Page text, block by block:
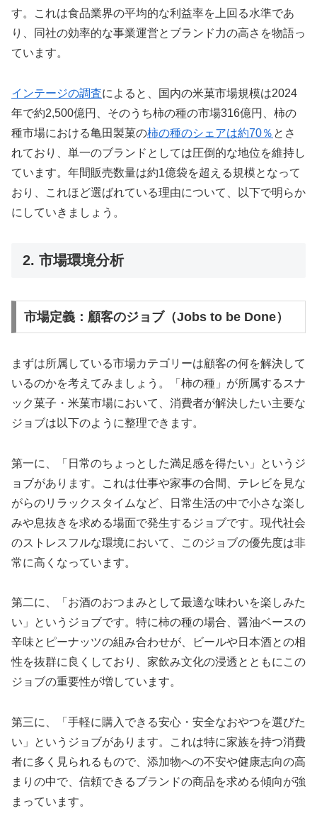
す。これは食品業界の平均的な利益率を上回る水準であ
り、同社の効率的な事業運営とブランド力の高さを物語っ
ています。
インテージの調査によると、国内の米菓市場規模は2024
年で約2,500億円、そのうち柿の種の市場316億円、柿の
種市場における亀田製菓の柿の種のシェアは約70％ とさ
れており、単一のブランドとしては圧倒的な地位を維持し
ています。年間販売数量は約1億袋を超える規模となって
おり、これほど選ばれている理由について、以下で明らか
にしていきましょう。
2. 市場環境分析
市場定義：顧客のジョブ（Jobs to be Done）
まずは所属している市場カテゴリーは顧客の何を解決して
いるのかを考えてみましょう。「柿の種」が所属するスナ
ック菓子・米菓市場において、消費者が解決したい主要な
ジョブは以下のように整理できます。
第一に、「日常のちょっとした満足感を得たい」というジ
ョブがあります。これは仕事や家事の合間、テレビを見な
がらのリラックスタイムなど、日常生活の中で小さな楽し
みや息抜きを求める場面で発生するジョブです。現代社会
のストレスフルな環境において、このジョブの優先度は非
常に高くなっています。
第二に、「お酒のおつまみとして最適な味わいを楽しみた
い」というジョブです。特に柿の種の場合、醤油ベースの
辛味とピーナッツの組み合わせが、ビールや日本酒との相
性を抜群に良くしており、家飲み文化の浸透とともにこの
ジョブの重要性が増しています。
第三に、「手軽に購入できる安心・安全なおやつを選びた
い」というジョブがあります。これは特に家族を持つ消費
者に多く見られるもので、添加物への不安や健康志向の高
まりの中で、信頼できるブランドの商品を求める傾向が強
まっています。